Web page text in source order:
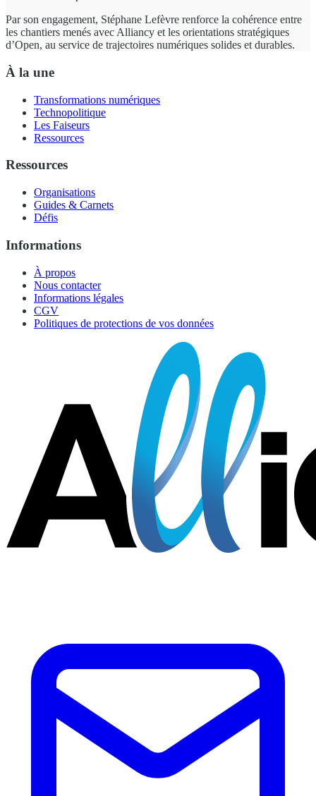
Par son engagement, Stéphane Lefèvre renforce la cohérence entre
les chantiers menés avec Alliancy et les orientations stratégiques
d’Open, au service de trajectoires numériques solides et durables.
À la une
Transformations numériques
Technopolitique
Les Faiseurs
Ressources
Ressources
Organisations
Guides & Carnets
Défis
Informations
À propos
Nous contacter
Informations légales
CGV
Politiques de protections de vos données